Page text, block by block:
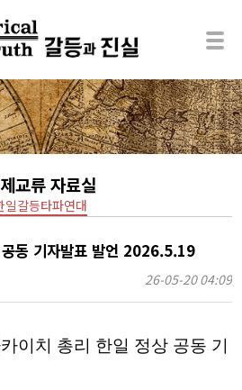
교류 자료실
일갈등타파연대
동 기자발표 발언 2026.5.19
26-05-20 04:09
이치 총리 한일 정상 공동 기